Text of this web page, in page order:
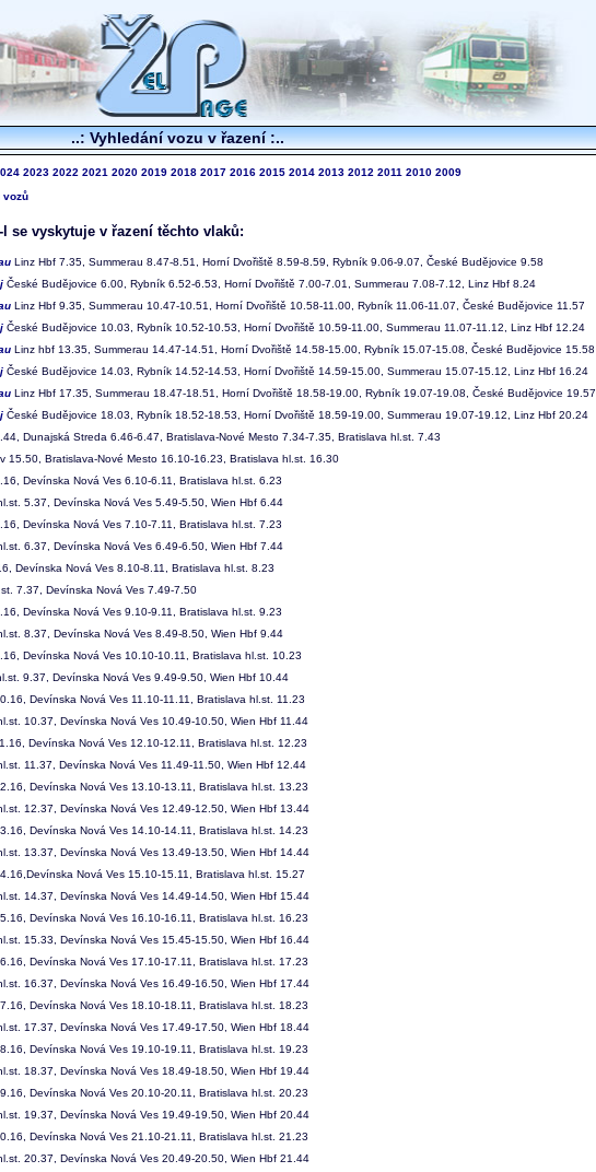
..: Vyhledání vozu v řazení :..
2023 2022 2021 2020 2019 2018 2017 2016 2015 2014 2013 2012 2011 2010 2009
vozů
se vyskytuje v řazení těchto vlaků:
Linz Hbf 7.35, Summerau 8.47-8.51, Horní Dvořiště 8.59-8.59, Rybník 9.06-9.07, České Budějovice 9.58
České Budějovice 6.00, Rybník 6.52-6.53, Horní Dvořiště 7.00-7.01, Summerau 7.08-7.12, Linz Hbf 8.24
Linz Hbf 9.35, Summerau 10.47-10.51, Horní Dvořiště 10.58-11.00, Rybník 11.06-11.07, České Budějovice 11.57
České Budějovice 10.03, Rybník 10.52-10.53, Horní Dvořiště 10.59-11.00, Summerau 11.07-11.12, Linz Hbf 12.24
Linz hbf 13.35, Summerau 14.47-14.51, Horní Dvořiště 14.58-15.00, Rybník 15.07-15.08, České Budějovice 15.58
České Budějovice 14.03, Rybník 14.52-14.53, Horní Dvořiště 14.59-15.00, Summerau 15.07-15.12, Linz Hbf 16.24
Linz Hbf 17.35, Summerau 18.47-18.51, Horní Dvořiště 18.58-19.00, Rybník 19.07-19.08, České Budějovice 19.57
České Budějovice 18.03, Rybník 18.52-18.53, Horní Dvořiště 18.59-19.00, Summerau 19.07-19.12, Linz Hbf 20.24
Dunajská Streda 6.46-6.47, Bratislava-Nové Mesto 7.34-7.35, Bratislava hl.st. 7.43
15.50, Bratislava-Nové Mesto 16.10-16.23, Bratislava hl.st. 16.30
Devínska Nová Ves 6.10-6.11, Bratislava hl.st. 6.23
5.37, Devínska Nová Ves 5.49-5.50, Wien Hbf 6.44
Devínska Nová Ves 7.10-7.11, Bratislava hl.st. 7.23
6.37, Devínska Nová Ves 6.49-6.50, Wien Hbf 7.44
Devínska Nová Ves 8.10-8.11, Bratislava hl.st. 8.23
7.37, Devínska Nová Ves 7.49-7.50
Devínska Nová Ves 9.10-9.11, Bratislava hl.st. 9.23
8.37, Devínska Nová Ves 8.49-8.50, Wien Hbf 9.44
Devínska Nová Ves 10.10-10.11, Bratislava hl.st. 10.23
9.37, Devínska Nová Ves 9.49-9.50, Wien Hbf 10.44
Devínska Nová Ves 11.10-11.11, Bratislava hl.st. 11.23
10.37, Devínska Nová Ves 10.49-10.50, Wien Hbf 11.44
Devínska Nová Ves 12.10-12.11, Bratislava hl.st. 12.23
11.37, Devínska Nová Ves 11.49-11.50, Wien Hbf 12.44
Devínska Nová Ves 13.10-13.11, Bratislava hl.st. 13.23
12.37, Devínska Nová Ves 12.49-12.50, Wien Hbf 13.44
Devínska Nová Ves 14.10-14.11, Bratislava hl.st. 14.23
13.37, Devínska Nová Ves 13.49-13.50, Wien Hbf 14.44
Nová Ves 15.10-15.11, Bratislava hl.st. 15.27
14.37, Devínska Nová Ves 14.49-14.50, Wien Hbf 15.44
Devínska Nová Ves 16.10-16.11, Bratislava hl.st. 16.23
15.33, Devínska Nová Ves 15.45-15.50, Wien Hbf 16.44
Devínska Nová Ves 17.10-17.11, Bratislava hl.st. 17.23
16.37, Devínska Nová Ves 16.49-16.50, Wien Hbf 17.44
Devínska Nová Ves 18.10-18.11, Bratislava hl.st. 18.23
17.37, Devínska Nová Ves 17.49-17.50, Wien Hbf 18.44
Devínska Nová Ves 19.10-19.11, Bratislava hl.st. 19.23
18.37, Devínska Nová Ves 18.49-18.50, Wien Hbf 19.44
Devínska Nová Ves 20.10-20.11, Bratislava hl.st. 20.23
19.37, Devínska Nová Ves 19.49-19.50, Wien Hbf 20.44
Devínska Nová Ves 21.10-21.11, Bratislava hl.st. 21.23
20.37, Devínska Nová Ves 20.49-20.50, Wien Hbf 21.44